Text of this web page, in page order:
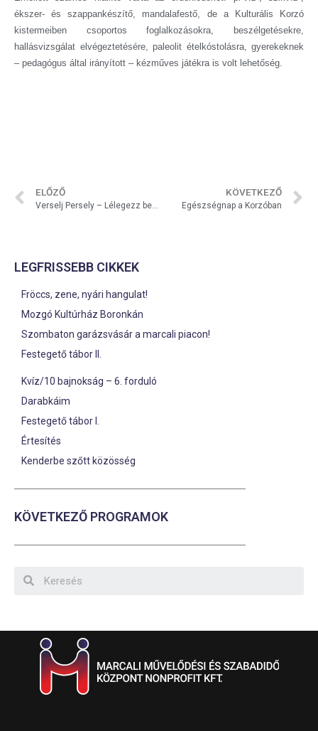
ékszer- és szappankészítő, mandalafestő, de a Kulturális Korzó
kistermeiben csoportos foglalkozásokra, beszélgetésekre,
hallásvizsgálat elvégeztetésére, paleolit ételkóstolásra, gyerekeknek
– pedagógus által irányított – kézműves játékra is volt lehetőség.
ELŐZŐ
Verselj Persely – Lélegezz be egy csepp kultúrát!
KÖVETKEZŐ
Egészségnap a Korzóban
LEGFRISSEBB CIKKEK
Fröccs, zene, nyári hangulat!
Mozgó Kultúrház Boronkán
Szombaton garázsvásár a marcali piacon!
Festegető tábor II.
Kvíz/10 bajnokság – 6. forduló
Darabkáim
Festegető tábor I.
Értesítés
Kenderbe szőtt közösség
KÖVETKEZŐ PROGRAMOK